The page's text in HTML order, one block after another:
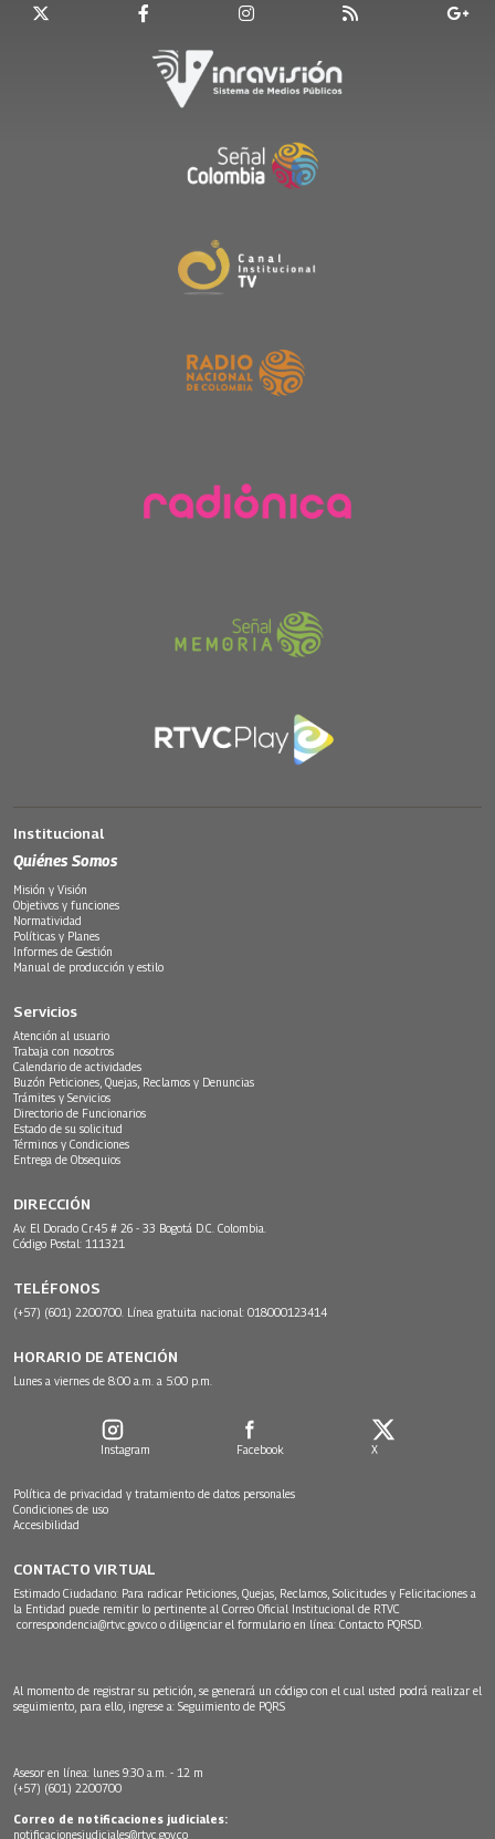
Institucional
Quiénes Somos
Misión y Visión
Objetivos y funciones
Normatividad
Políticas y Planes
Informes de Gestión
Manual de producción y estilo
Servicios
Atención al usuario
Trabaja con nosotros
Calendario de actividades
Buzón Peticiones, Quejas, Reclamos y Denuncias
Trámites y Servicios
Directorio de Funcionarios
Estado de su solicitud
Términos y Condiciones
Entrega de Obsequios
DIRECCIÓN
Av. El Dorado Cr.45 # 26 - 33 Bogotá D.C. Colombia.
Código Postal: 111321
TELÉFONOS
(+57) (601) 2200700. Línea gratuita nacional: 018000123414
HORARIO DE ATENCIÓN
Lunes a viernes de 8:00 a.m. a 5:00 p.m.
Instagram Facebook X
Política de privacidad y tratamiento de datos personales
Condiciones de uso
Accesibilidad
CONTACTO VIRTUAL
Estimado Ciudadano: Para radicar Peticiones, Quejas, Reclamos, Solicitudes y Felicitaciones a
la Entidad puede remitir lo pertinente al Correo Oficial Institucional de RTVC
correspondencia@rtvc.gov.co o diligenciar el formulario en línea: Contacto PQRSD.
Al momento de registrar su petición, se generará un código con el cual usted podrá realizar el
seguimiento, para ello, ingrese a: Seguimiento de PQRS
Asesor en línea: lunes 9:30 a.m. - 12 m
(+57) (601) 2200700
Correo de notificaciones judiciales:
notificacionesjudiciales@rtvc.gov.co